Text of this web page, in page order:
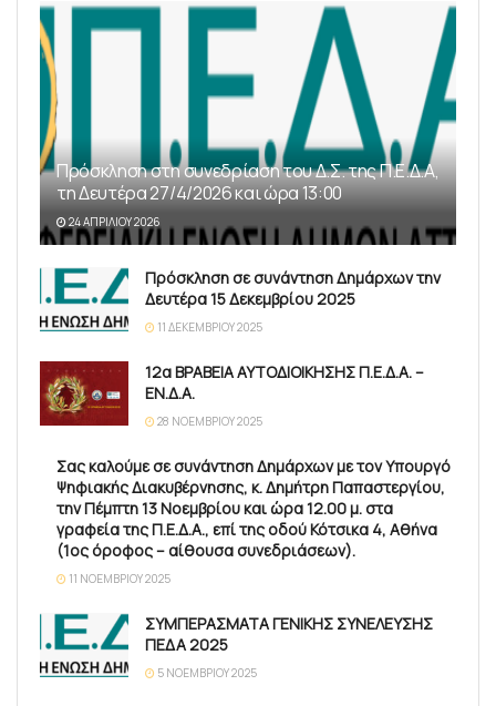
Πρόσκληση στη συνεδρίαση του Δ.Σ. της Π.Ε.Δ.Α,
τη Δευτέρα 27/4/2026 και ώρα 13:00
24 ΑΠΡΙΛΊΟΥ 2026
Πρόσκληση σε συνάντηση Δημάρχων την
Δευτέρα 15 Δεκεμβρίου 2025
11 ΔΕΚΕΜΒΡΊΟΥ 2025
12α ΒΡΑΒΕΙΑ ΑΥΤΟΔΙΟΙΚΗΣΗΣ Π.Ε.Δ.Α. –
ΕΝ.Δ.Α.
28 ΝΟΕΜΒΡΊΟΥ 2025
Σας καλούμε σε συνάντηση Δημάρχων με τον Υπουργό
Ψηφιακής Διακυβέρνησης, κ. Δημήτρη Παπαστεργίου,
την Πέμπτη 13 Νοεμβρίου και ώρα 12.00 μ. στα
γραφεία της Π.Ε.Δ.Α., επί της οδού Κότσικα 4, Αθήνα
(1ος όροφος – αίθουσα συνεδριάσεων).
11 ΝΟΕΜΒΡΊΟΥ 2025
ΣΥΜΠΕΡΑΣΜΑΤΑ ΓΕΝΙΚΗΣ ΣΥΝΕΛΕΥΣΗΣ
ΠΕΔΑ 2025
5 ΝΟΕΜΒΡΊΟΥ 2025